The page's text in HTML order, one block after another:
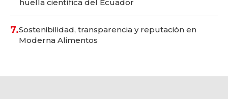
huella científica del Ecuador
7.Sostenibilidad, transparencia y reputación en
Moderna Alimentos